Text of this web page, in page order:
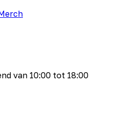
van 10:00 tot 18:00